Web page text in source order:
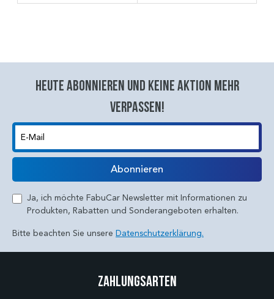
Heute abonnieren und keine aktion mehr
verpassen!
E-Mail
Abonnieren
Ja, ich möchte FabuCar Newsletter mit Informationen zu
Produkten, Rabatten und Sonderangeboten erhalten.
Bitte beachten Sie unsere Datenschutzerklärung.
Zahlungsarten